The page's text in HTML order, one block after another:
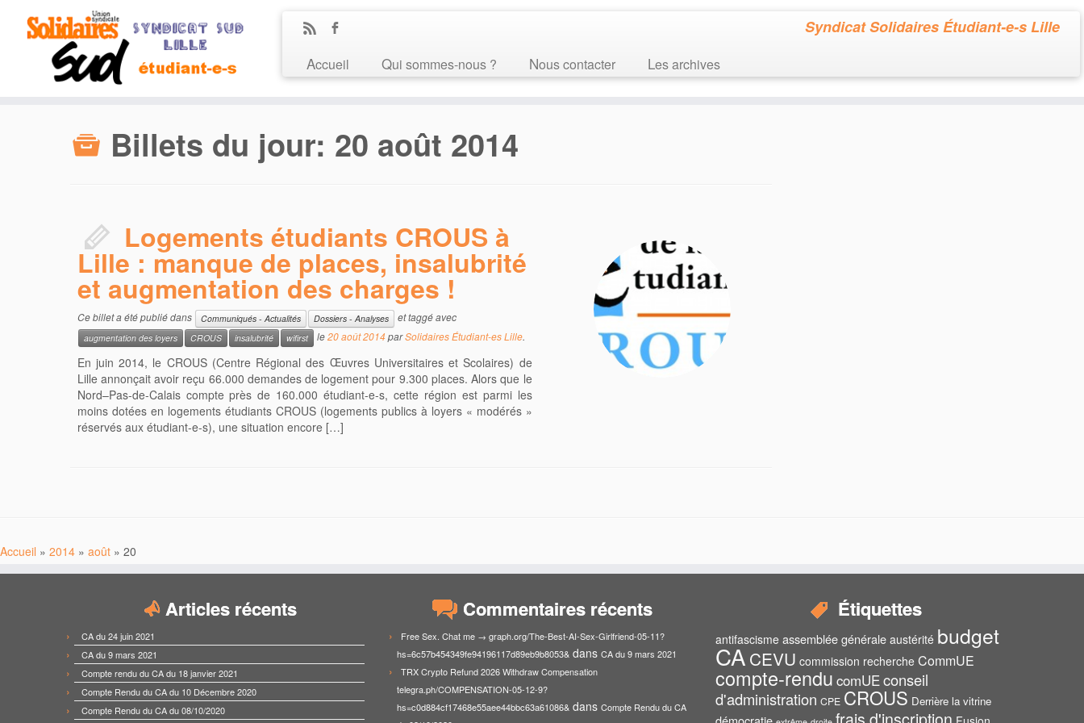
Syndicat Solidaires Étudiant-e-s Lille
Accueil Qui sommes-nous ? Nous contacter Les archives
Billets du jour: 20 août 2014
Logements étudiants CROUS à
Lille : manque de places, insalubrité
et augmentation des charges !
Ce billet a été publié dans Communiqués - Actualités Dossiers - Analyses et taggé avec
augmentation des loyers CROUS insalubrité wifirst le20 août 2014parSolidaires Étudiant-es Lille.
En juin 2014, le CROUS (Centre Régional des Œuvres Universitaires et Scolaires) de
Lille annonçait avoir reçu 66.000 demandes de logement pour 9.300 places. Alors que le
Nord–Pas-de-Calais compte près de 160.000 étudiant-e-s, cette région est parmi les
moins dotées en logements étudiants CROUS (logements publics à loyers « modérés »
réservés aux étudiant-e-s), une situation encore […]
Accueil » 2014 » août » 20
Articles récents
CA du 24 juin 2021
CA du 9 mars 2021
Compte rendu du CA du 18 janvier 2021
Compte Rendu du CA du 10 Décembre 2020
Compte Rendu du CA du 08/10/2020
Commentaires récents
Free Sex. Chat me → graph.org/The-Best-AI-Sex-Girlfriend-05-11?
hs=6c57b454349fe94196117d89eb9b8053& dans CA du 9 mars 2021
TRX Crypto Refund 2026 Withdraw Compensation
telegra.ph/COMPENSATION-05-12-9?
hs=c0d884cf17468e55aee44bbc63a61086& dans Compte Rendu du CA
Étiquettes
antifascisme assemblée générale austérité budget
CA CEVU commission recherche CommUE
compte-rendu comUEconseil
d'administration CPE CROUS Derrière la vitrine